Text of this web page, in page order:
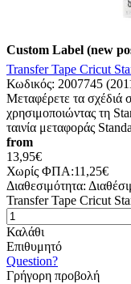
Custom Label (new
Transfer Tape Cricut
Κωδικός: 2007745
Μεταφέρετε τα σχέδιά
χρησιμοποιώντας τη
ταινία μεταφοράς
from
13,95€
Χωρίς ΦΠΑ:11,25€
Διαθεσιμότητα:
Transfer Tape Cricut
Καλάθι
Επιθυμητό
Question?
Γρήγορη προβολή